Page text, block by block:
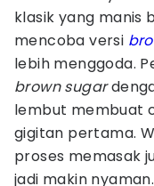
klasik yang manis
mencoba versi
lebih menggoda.
brown sugar
lembut membuat
gigitan pertama.
proses memasak
jadi makin